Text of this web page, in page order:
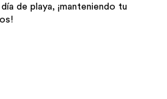
de playa, ¡manteniendo tu